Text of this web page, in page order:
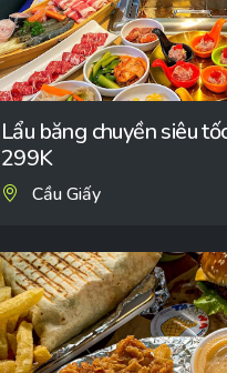
Lẩu băng chuyền siêu
299K
Cầu Giấy